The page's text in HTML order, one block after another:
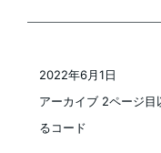
アーカイブ 2ページ
るコード
2022年6月1日